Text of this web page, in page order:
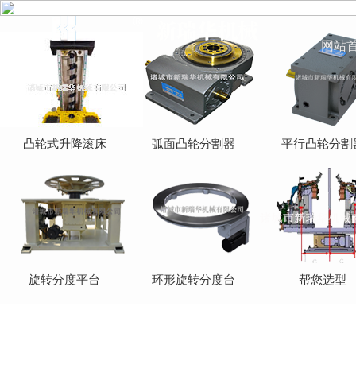
网站
凸轮式升降滚床 弧面凸轮分割器 平行凸轮分割
旋转分度平台 环形旋转分度台 帮您选型